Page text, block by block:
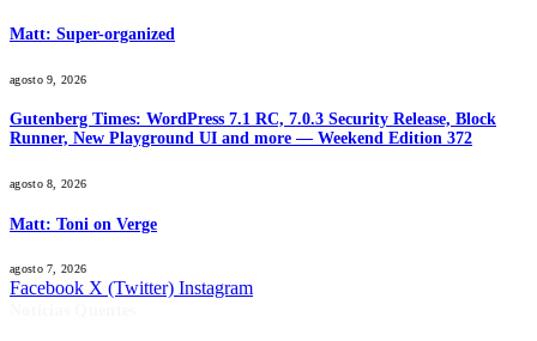
Matt: Super-organized
agosto 9, 2026
Gutenberg Times: WordPress 7.1 RC, 7.0.3 Security Release, Block
Runner, New Playground UI and more — Weekend Edition 372
agosto 8, 2026
Matt: Toni on Verge
agosto 7, 2026
Facebook X (Twitter) Instagram